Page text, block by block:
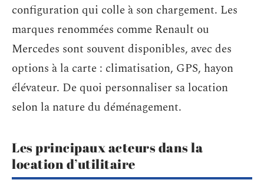
configuration qui colle à son chargement. Les
marques renommées comme Renault ou
Mercedes sont souvent disponibles, avec des
options à la carte : climatisation, GPS, hayon
élévateur. De quoi personnaliser sa location
selon la nature du déménagement.
Les principaux acteurs dans la
location d’utilitaire